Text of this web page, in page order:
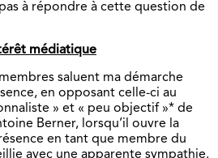
à répondre à cette question de
médiatique
saluent ma démarche
en opposant celle-ci au
» et « peu objectif »* de
Berner, lorsqu’il ouvre la
en tant que membre du
avec une apparente sympathie.